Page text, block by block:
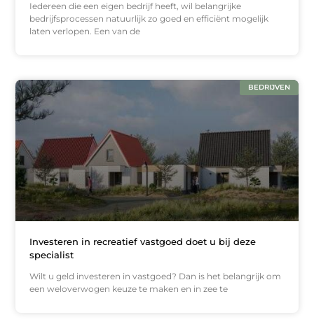
Iedereen die een eigen bedrijf heeft, wil belangrijke
bedrijfsprocessen natuurlijk zo goed en efficiënt mogelijk
laten verlopen. Een van de
BEDRIJVEN
Investeren in recreatief vastgoed doet u bij deze
specialist
Wilt u geld investeren in vastgoed? Dan is het belangrijk om
een weloverwogen keuze te maken en in zee te